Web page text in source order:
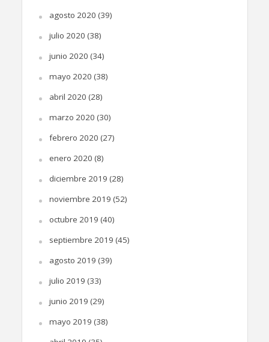
agosto 2020 (39)
julio 2020 (38)
junio 2020 (34)
mayo 2020 (38)
abril 2020 (28)
marzo 2020 (30)
febrero 2020 (27)
enero 2020 (8)
diciembre 2019 (28)
noviembre 2019 (52)
octubre 2019 (40)
septiembre 2019 (45)
agosto 2019 (39)
julio 2019 (33)
junio 2019 (29)
mayo 2019 (38)